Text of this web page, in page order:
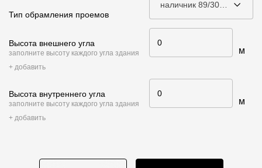
Кровельная вентиляция
Водостоки
Пластиковые водосточные системы
Металлические водосточные системы
Водосборник
Тип обрамления проемов
наличник 89/30 мм
Высота внешнего угла
заполните высоту каждого угла здания м
+ добавить
Высота внутреннего угла
заполните высоту каждого угла здания м
+ добавить